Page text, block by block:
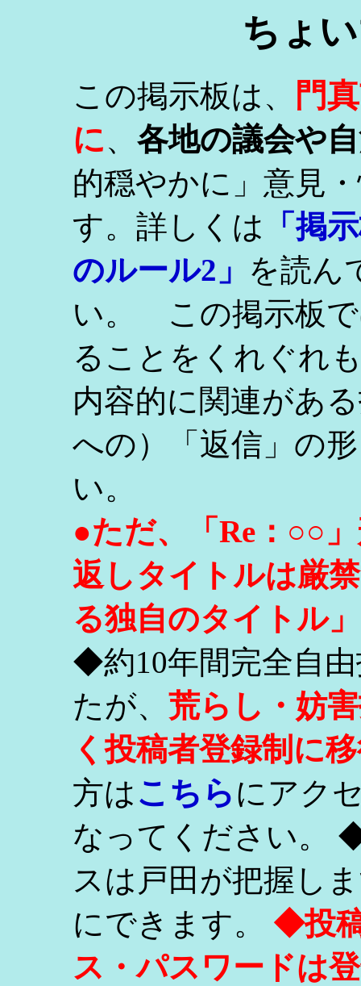
ちょ
この掲示板は、
門
に、 各地の議会や
的穏やかに」意見
す。詳しくは
「掲
のルール2」 を読ん
い。 この掲示板で
ることをくれぐれ
内容的に関連があ
への）「返信」の
い。
●ただ、「Re：○○
返しタイトルは厳
る独自のタイトル
◆約10年間完全自
たが、 荒らし・妨
く投稿者登録制に
方はこちらにアク
なってください。
スは戸田が把握し
にできます。 ◆投
ス・パスワードは